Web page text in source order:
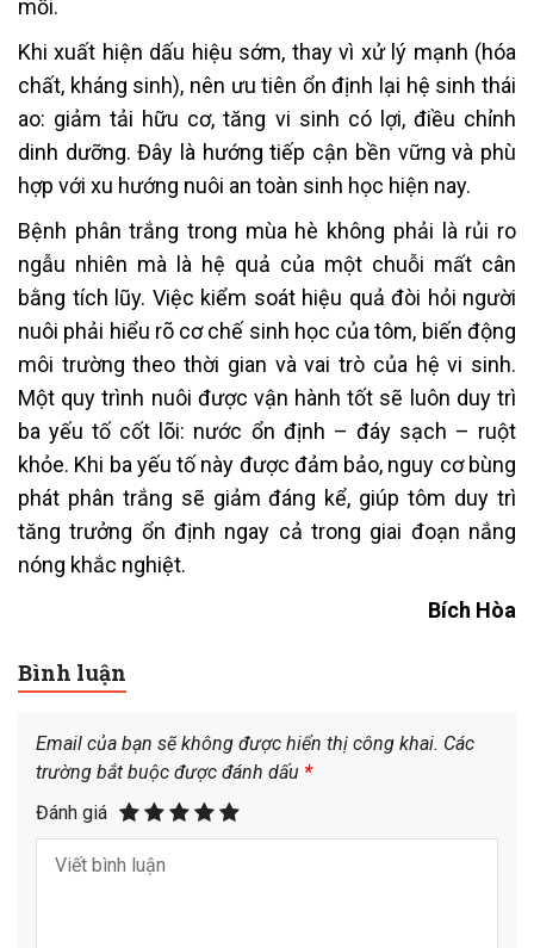
mồi.
Khi xuất hiện dấu hiệu sớm, thay vì xử lý mạnh (hóa
chất, kháng sinh), nên ưu tiên ổn định lại hệ sinh thái
ao: giảm tải hữu cơ, tăng vi sinh có lợi, điều chỉnh
dinh dưỡng. Đây là hướng tiếp cận bền vững và phù
hợp với xu hướng nuôi an toàn sinh học hiện nay.
Bệnh phân trắng trong mùa hè không phải là rủi ro
ngẫu nhiên mà là hệ quả của một chuỗi mất cân
bằng tích lũy. Việc kiểm soát hiệu quả đòi hỏi người
nuôi phải hiểu rõ cơ chế sinh học của tôm, biến động
môi trường theo thời gian và vai trò của hệ vi sinh.
Một quy trình nuôi được vận hành tốt sẽ luôn duy trì
ba yếu tố cốt lõi: nước ổn định – đáy sạch – ruột
khỏe. Khi ba yếu tố này được đảm bảo, nguy cơ bùng
phát phân trắng sẽ giảm đáng kể, giúp tôm duy trì
tăng trưởng ổn định ngay cả trong giai đoạn nắng
nóng khắc nghiệt.
Bích Hòa
Bình luận
Email của bạn sẽ không được hiển thị công khai. Các
trường bắt buộc được đánh dấu *
Đánh giá